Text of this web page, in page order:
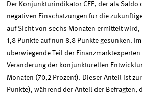
Der Konjunkturindikator CEE, der als
negativen Einschätzungen für die
auf Sicht von sechs Monaten ermittelt
1,8 Punkte auf nun 8,8 Punkte gesunken.
überwiegende Teil der
Veränderung der konjunkturellen
Monaten (70,2 Prozent). Dieser Anteil ist
Punkte), während der Anteil der Befragten,